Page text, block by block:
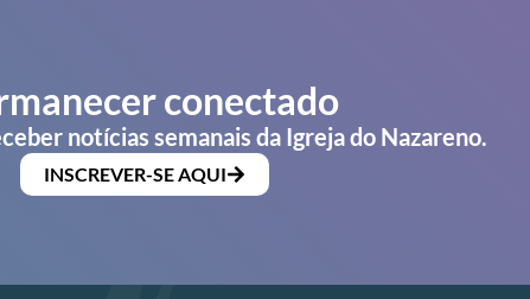
conectado
notícias semanais da Igreja do Nazareno.
INSCREVER-SE AQUI